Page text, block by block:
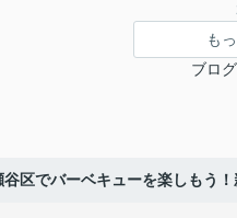
も
ブロ
区でバーベキューを楽しもう